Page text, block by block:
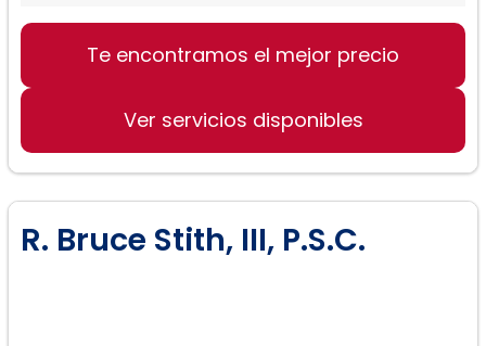
Divorcio y Separación
Compartido
Soporte Infantil
Mantenimiento/Alimentos
Violencia Doméstica
Te encontramos el mejor precio
Ver servicios disponibles
R. Bruce Stith, III, P.S.C.